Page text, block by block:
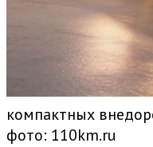
компактных
фото: 110km.ru